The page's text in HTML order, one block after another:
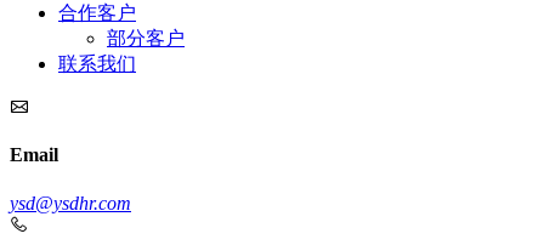
合作客户
部分客户
联系我们
Email
ysd@ysdhr.com